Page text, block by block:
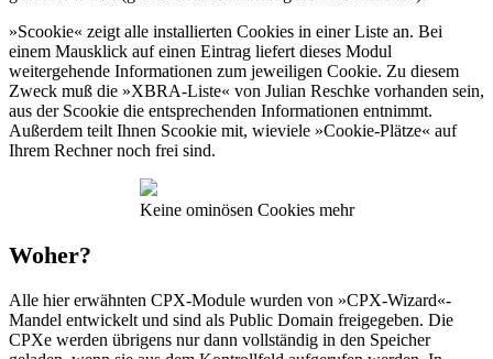
»Scookie« zeigt alle installierten Cookies in einer Liste an. Bei
einem Mausklick auf einen Eintrag liefert dieses Modul
weitergehende Informationen zum jeweiligen Cookie. Zu diesem
Zweck muß die »XBRA-Liste« von Julian Reschke vorhanden sein,
aus der Scookie die entsprechenden Informationen entnimmt.
Außerdem teilt Ihnen Scookie mit, wieviele »Cookie-Plätze« auf
Ihrem Rechner noch frei sind.
Keine ominösen Cookies mehr
Woher?
Alle hier erwähnten CPX-Module wurden von »CPX-Wizard«-
Mandel entwickelt und sind als Public Domain freigegeben. Die
CPXe werden übrigens nur dann vollständig in den Speicher